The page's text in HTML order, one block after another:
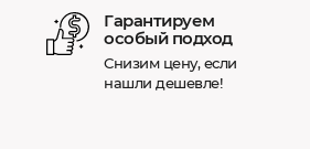
Гарантируем
особый подход
Снизим цену, если
нашли дешевле!